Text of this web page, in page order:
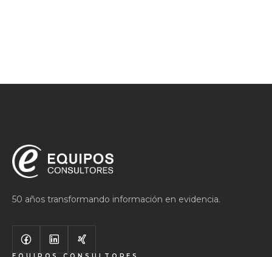
50 años transformando información en evidencia.